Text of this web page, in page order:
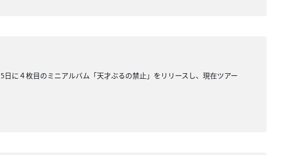
に４枚目のミニアルバム「天才ぶるの禁止」をリリースし、現在ツアー